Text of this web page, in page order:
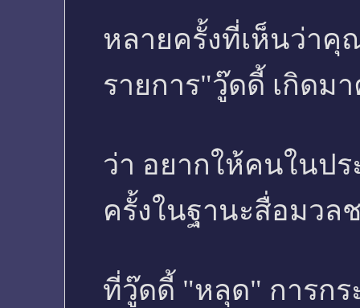
หลายครั้งที่เห็นว่าคุ
รายการ"วู๊ดดี้ เกิดม
ว่า อยากให้คนในป
ครั้งในฐานะสื่อมวล
ที่วู๊ดดี้ "หลุด" การก